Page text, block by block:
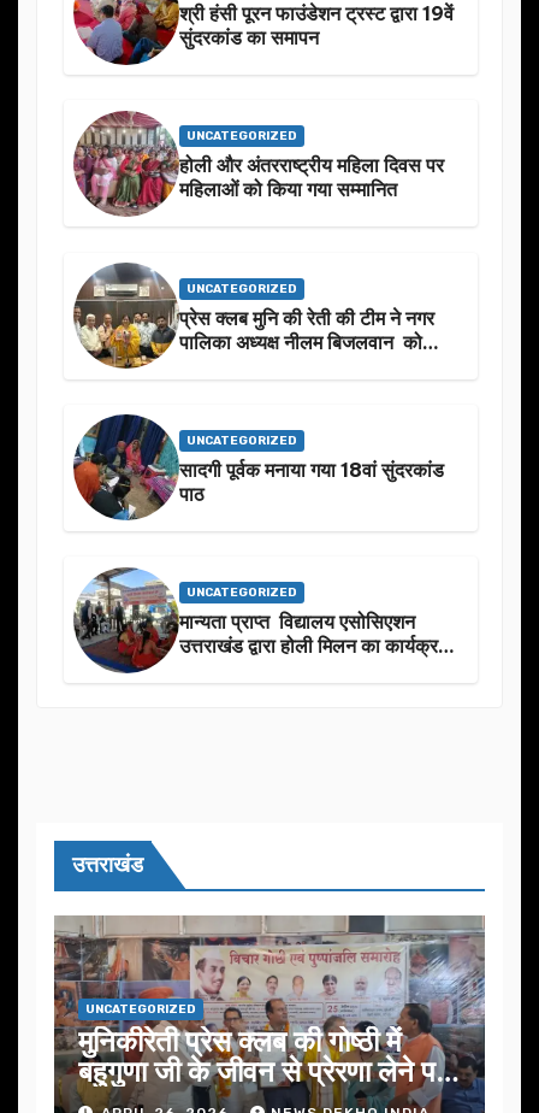
श्री हंसी पूरन फाउंडेशन ट्रस्ट द्वारा 19वें
सुंदरकांड का समापन
UNCATEGORIZED
होली और अंतरराष्ट्रीय महिला दिवस पर
महिलाओं को किया गया सम्मानित
UNCATEGORIZED
प्रेस क्लब मुनि की रेती की टीम ने नगर
पालिका अध्यक्ष नीलम बिजलवान को
UNCATEGORIZED
सादगी पूर्वक मनाया गया 18वां सुंदरकांड
पाठ
UNCATEGORIZED
मान्यता प्राप्त विद्यालय एसोसिएशन
उत्तराखंड द्वारा होली मिलन का कार्यक्रम
उत्तराखंड
UNCATEGORIZED
मुनिकीरेती प्रेस क्लब की गोष्ठी में
बहुगुणा जी के जीवन से प्रेरणा लेने पर
जोर